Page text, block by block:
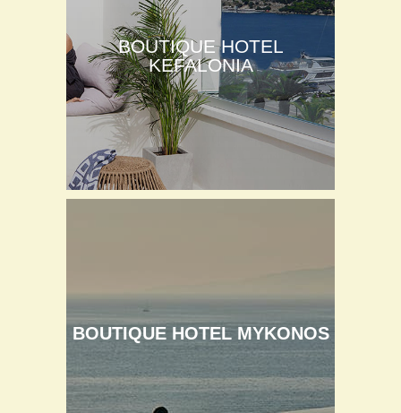
BOUTIQUE HOTEL
KEFALONIA
BOUTIQUE HOTEL MYKONOS